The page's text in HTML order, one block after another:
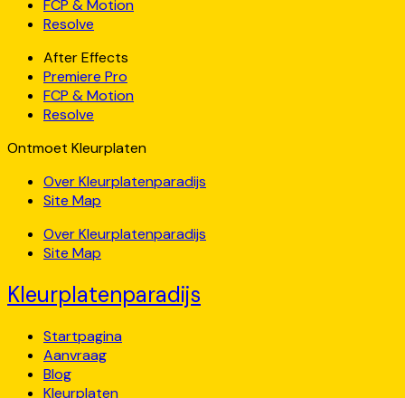
FCP & Motion
Resolve
After Effects
Premiere Pro
FCP & Motion
Resolve
Ontmoet Kleurplaten
Over Kleurplatenparadijs
Site Map
Over Kleurplatenparadijs
Site Map
Kleurplatenparadijs
Startpagina
Aanvraag
Blog
Kleurplaten